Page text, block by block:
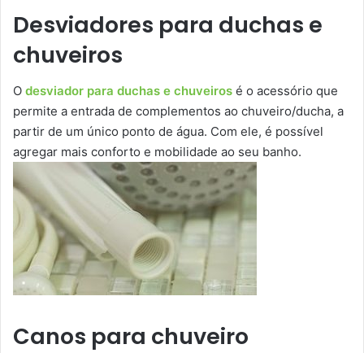
Desviadores para duchas e
chuveiros
O desviador para duchas e chuveiros é o acessório que
permite a entrada de complementos ao chuveiro/ducha, a
partir de um único ponto de água. Com ele, é possível
agregar mais conforto e mobilidade ao seu banho.
Canos para chuveiro